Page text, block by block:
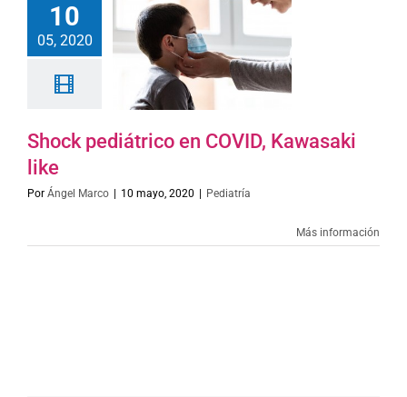
10
05, 2020
Shock pediátrico en COVID, Kawasaki
like
Por Ángel Marco | 10 mayo, 2020 | Pediatría
Más información